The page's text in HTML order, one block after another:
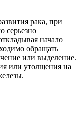
рака, при
серьезно
начало
обращать
или выделение.
или утолщения на